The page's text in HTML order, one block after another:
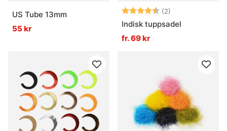
US Tube 13mm
55 kr
Betyg: (2)
Indisk tuppsadel
fr. 69 kr